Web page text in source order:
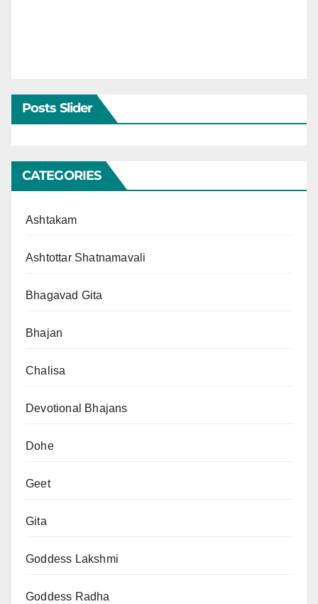
Posts Slider
CATEGORIES
Ashtakam
Ashtottar Shatnamavali
Bhagavad Gita
Bhajan
Chalisa
Devotional Bhajans
Dohe
Geet
Gita
Goddess Lakshmi
Goddess Radha